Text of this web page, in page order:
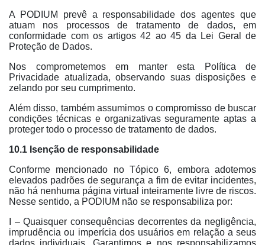
A PODIUM prevê a responsabilidade dos agentes que
atuam nos processos de tratamento de dados, em
conformidade com os artigos 42 ao 45 da Lei Geral de
Proteção de Dados.
Nos comprometemos em manter esta Política de
Privacidade atualizada, observando suas disposições e
zelando por seu cumprimento.
Além disso, também assumimos o compromisso de buscar
condições técnicas e organizativas seguramente aptas a
proteger todo o processo de tratamento de dados.
10.1 Isenção de responsabilidade
Conforme mencionado no Tópico 6, embora adotemos
elevados padrões de segurança a fim de evitar incidentes,
não há nenhuma página virtual inteiramente livre de riscos.
Nesse sentido, a PODIUM não se responsabiliza por:
I – Quaisquer consequências decorrentes da negligência,
imprudência ou imperícia dos usuários em relação a seus
dados individuais. Garantimos e nos responsabilizamos